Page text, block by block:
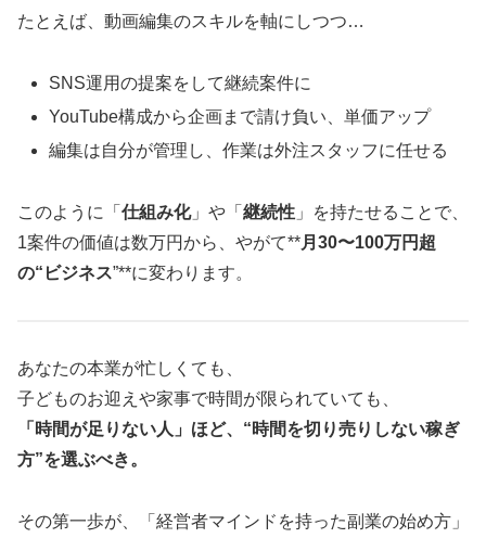
たとえば、動画編集のスキルを軸にしつつ…
SNS運用の提案をして継続案件に
YouTube構成から企画まで請け負い、単価アップ
編集は自分が管理し、作業は外注スタッフに任せる
このように「 仕組み化」や「 継続性 」を持たせることで、
1案件の価値は数万円から、やがて**月30〜100万円超
の“ビジネス”**に変わります。
あなたの本業が忙しくても、
子どものお迎えや家事で時間が限られていても、
「時間が足りない人」ほど、“時間を切り売りしない稼ぎ
方”を選ぶべき。
その第一歩が、「経営者マインドを持った副業の始め方」